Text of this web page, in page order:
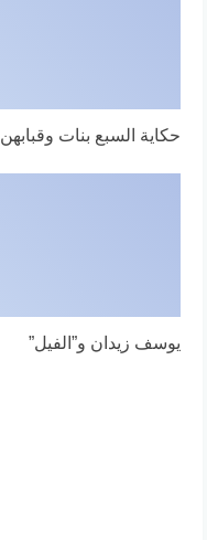
حكاية السبع بنات وقبابهن
يوسف زيدان و”الفيل”